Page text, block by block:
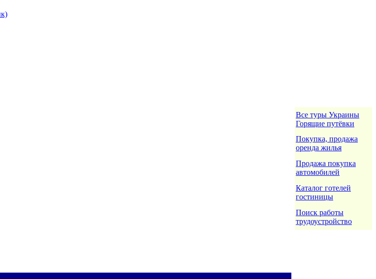
Все туры Украины
Горящие путёвки
Покупка, продажа
оренда жилья
Продажа покупка
автомобилей
Каталог готелей
гостиницы
Поиск работы
трудоустройство